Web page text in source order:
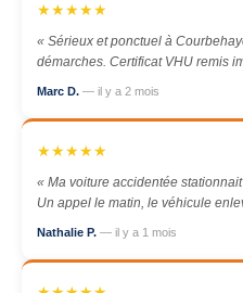
★★★★★
« Sérieux et ponctuel à
démarches. Certificat VHU remis
Marc D. — il y a 2 mois
★★★★★
« Ma voiture accidentée
Un appel le matin, le véhicule
Nathalie P. — il y a 1 mois